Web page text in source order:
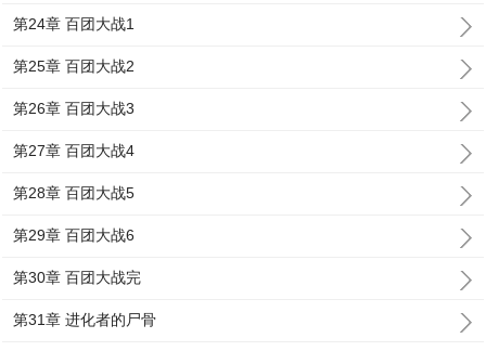
第24章 百团大战1
第25章 百团大战2
第26章 百团大战3
第27章 百团大战4
第28章 百团大战5
第29章 百团大战6
第30章 百团大战完
第31章 进化者的尸骨